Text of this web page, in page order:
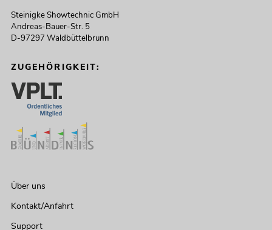
Steinigke Showtechnic GmbH
Andreas-Bauer-Str. 5
D-97297 Waldbüttelbrunn
ZUGEHÖRIGKEIT:
Über uns
Kontakt/Anfahrt
Support